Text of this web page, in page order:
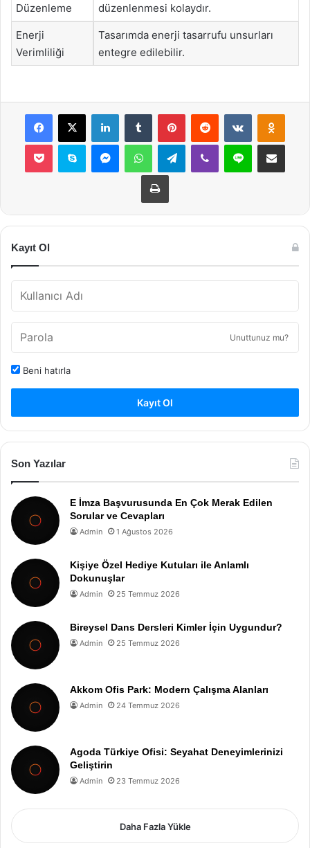
Düzenleme
düzenlenmesi kolaydır.
Enerji
Verimliliği
Tasarımda enerji tasarrufu unsurları
entegre edilebilir.
Facebook
X LinkedInTumblr PinterestReddit VKontakte
Pocket Skype MessengerWhatsAppTelegramViber Line E-Posta ile
Yazdır
Kayıt Ol
Unuttunuz mu?
Beni hatırla
Kayıt Ol
Son Yazılar
E İmza Başvurusunda En Çok Merak Edilen
Sorular ve Cevapları
Admin 1 Ağustos 2026
Kişiye Özel Hediye Kutuları ile Anlamlı
Dokunuşlar
Admin 25 Temmuz 2026
Bireysel Dans Dersleri Kimler İçin Uygundur?
Admin 25 Temmuz 2026
Akkom Ofis Park: Modern Çalışma Alanları
Admin 24 Temmuz 2026
Agoda Türkiye Ofisi: Seyahat Deneyimlerinizi
Geliştirin
Admin 23 Temmuz 2026
Daha Fazla Yükle